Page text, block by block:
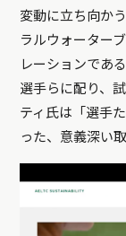
変動に立ち向か
ラルウォーター
レーションであ
選手らに配り、
ティ氏は「選手
った、意義深い